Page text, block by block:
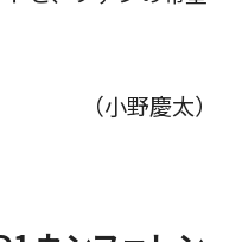
（小野慶太）